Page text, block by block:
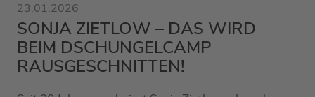
23.01.2026
SONJA ZIETLOW – DAS WIRD
BEIM DSCHUNGELCAMP
RAUSGESCHNITTEN!